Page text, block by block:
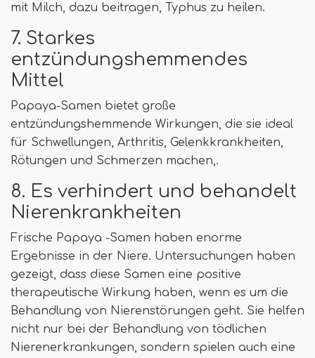
mit Milch, dazu beitragen, Typhus zu heilen.
7. Starkes
entzündungshemmendes
Mittel
Papaya-Samen bietet große
entzündungshemmende Wirkungen, die sie ideal
für Schwellungen, Arthritis, Gelenkkrankheiten,
Rötungen und Schmerzen machen,.
8. Es verhindert und behandelt
Nierenkrankheiten
Frische Papaya -Samen haben enorme
Ergebnisse in der Niere. Untersuchungen haben
gezeigt, dass diese Samen eine positive
therapeutische Wirkung haben, wenn es um die
Behandlung von Nierenstörungen geht. Sie helfen
nicht nur bei der Behandlung von tödlichen
Nierenerkrankungen, sondern spielen auch eine